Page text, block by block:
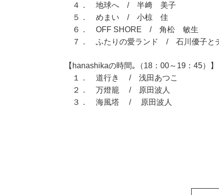
４． 地球へ / 半﨑 美子
５． めまい / 小椋 佳
６． OFF SHORE / 角松 敏生
７． ふたりの愛ランド / 石川優子と
【hanashikaの時間｡（18：00～19：45）】
１． 道行き / 浅田あつこ
２． 万燈籠 / 原田波人
３． 海風塔 / 原田波人